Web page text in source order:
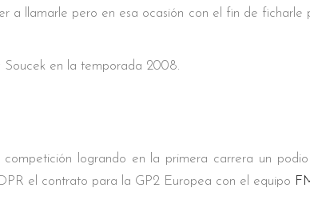
a llamarle pero en esa ocasión con el fin de
Soucek en la temporada 2008.
competición logrando en la primera carrera un
el contrato para la GP2 Europea con el equipo